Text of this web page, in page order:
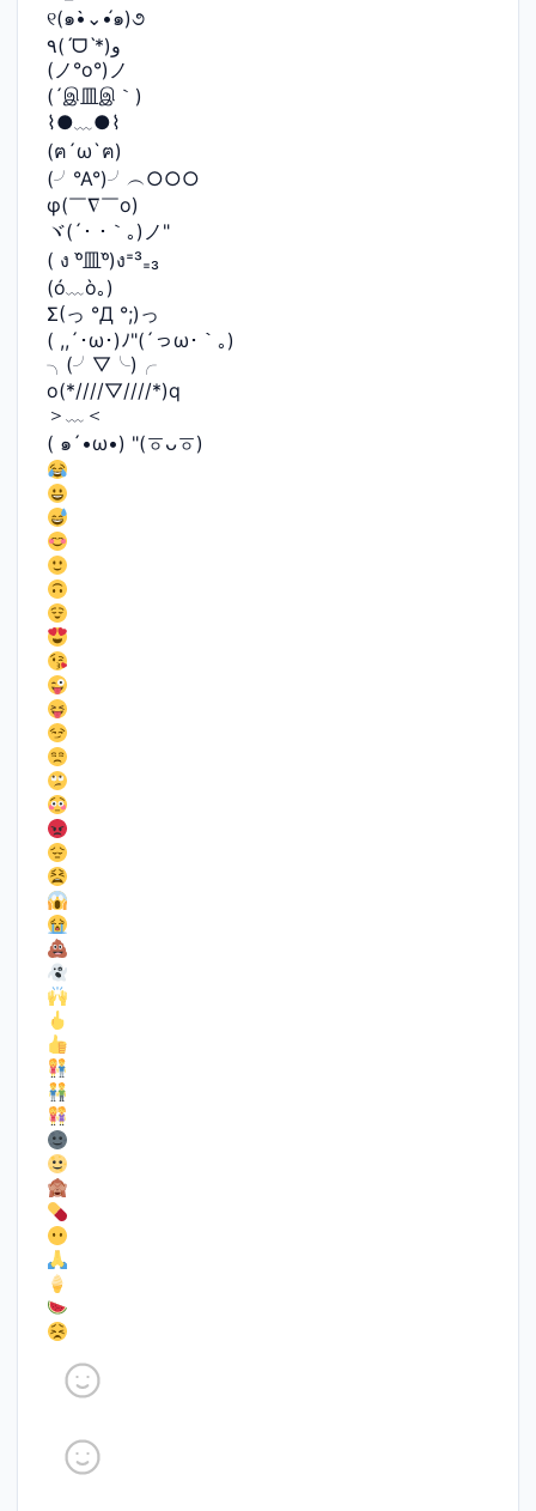
୧(๑•̀⌄•́๑)૭
٩(ˊᗜˋ*)و
(ノ°ο°)ノ
(´இ皿இ｀)
⌇●﹏●⌇
(ฅ´ω`ฅ)
(╯°A°)╯︵○○○
φ(￣∇￣o)
ヾ(´･ ･｀｡)ノ"
( ง ᵒ̌皿ᵒ̌)ง⁼³₌₃
(ó﹏ò｡)
Σ(っ °Д °;)っ
( ,,´･ω･)ﾉ"(´っω･｀｡)
╮(╯▽╰)╭
o(*////▽////*)q
＞﹏＜
( ๑´•ω•) "(ㆆᴗㆆ)